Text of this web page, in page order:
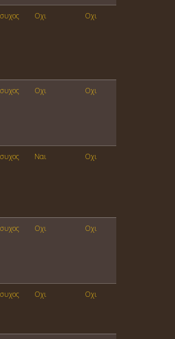
Οχι Οχι
Οχι Οχι
Ναι Οχι
Οχι Οχι
Οχι Οχι